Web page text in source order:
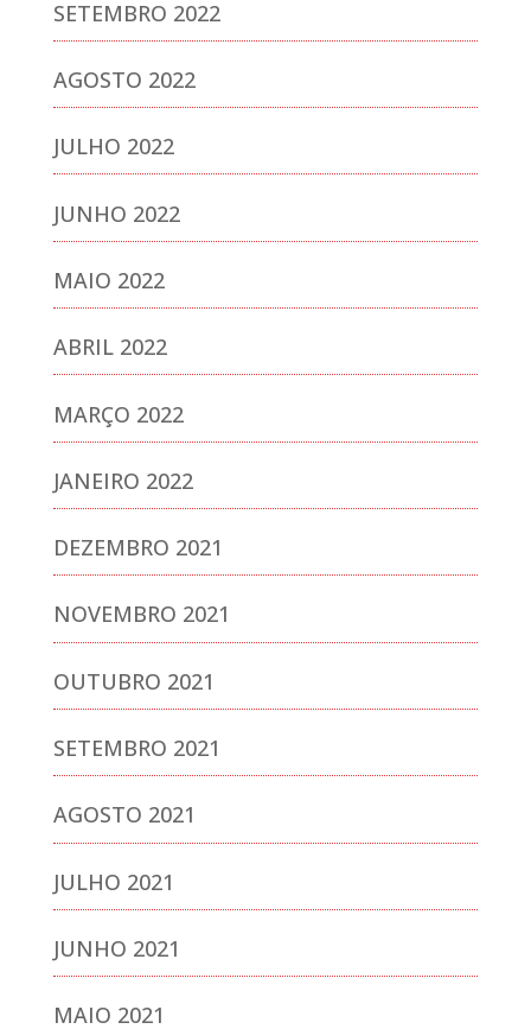
SETEMBRO 2022
AGOSTO 2022
JULHO 2022
JUNHO 2022
MAIO 2022
ABRIL 2022
MARÇO 2022
JANEIRO 2022
DEZEMBRO 2021
NOVEMBRO 2021
OUTUBRO 2021
SETEMBRO 2021
AGOSTO 2021
JULHO 2021
JUNHO 2021
MAIO 2021